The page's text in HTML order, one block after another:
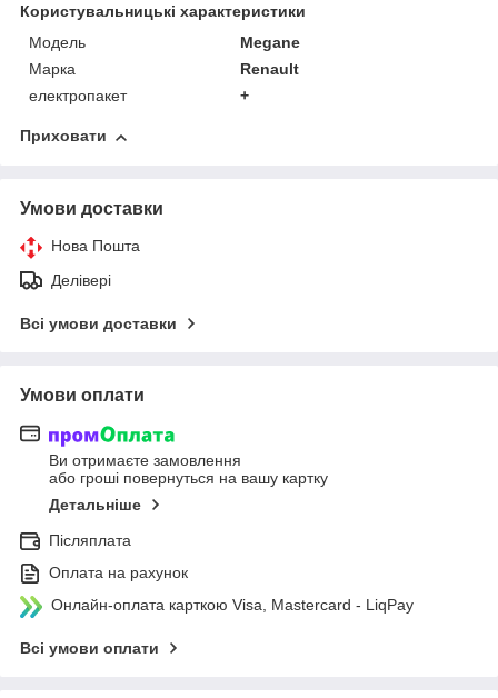
Користувальницькі характеристики
Модель
Megane
Марка
Renault
електропакет
+
Приховати
Умови доставки
Нова Пошта
Делівері
Всі умови доставки
Умови оплати
Ви отримаєте замовлення
або гроші повернуться на вашу картку
Детальніше
Післяплата
Оплата на рахунок
Онлайн-оплата карткою Visa, Mastercard - LiqPay
Всі умови оплати